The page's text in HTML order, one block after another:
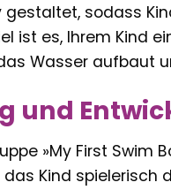
sodass
ist es, Ihrem Kind
Wasser aufbaut
und
»My First Swim
Kind spielerisch